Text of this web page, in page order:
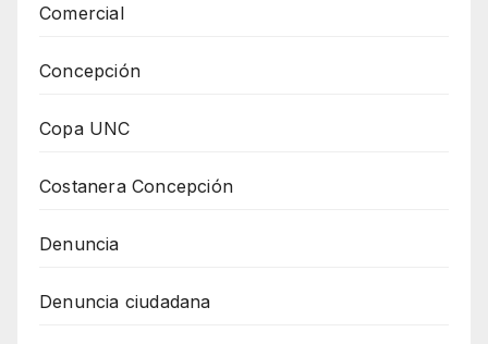
Comercial
Concepción
Copa UNC
Costanera Concepción
Denuncia
Denuncia ciudadana